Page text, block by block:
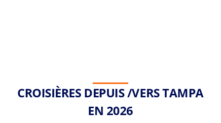
CROISIÈRES DEPUIS /VERS TAMPA
EN 2026